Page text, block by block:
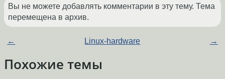
Вы не можете добавлять комментарии в эту тему. Тема
перемещена в архив.
← Linux-hardware →
Похожие темы